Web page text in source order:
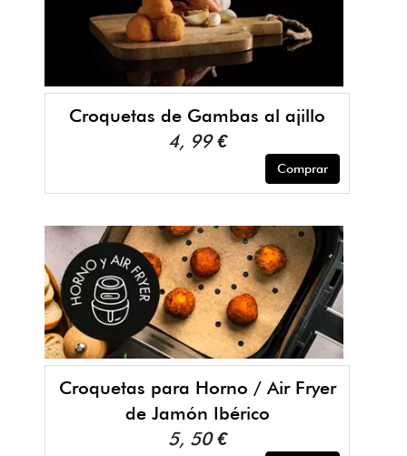
Croquetas de Gambas al ajillo
4, 99 €
Comprar
Croquetas para Horno / Air Fryer
de Jamón Ibérico
5, 50 €